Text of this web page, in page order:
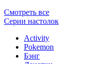
Смотреть все
Серии настолок
Activity
Pokemon
Бэнг